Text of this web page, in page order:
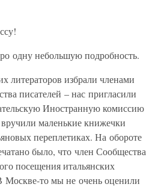
одну небольшую подробность.
литераторов избрали членами
писателей – нас пригласили
Иностранную комиссию
маленькие книжечки
переплетиках. На обороте
было, что член Сообщества
посещения итальянских
Москве-то мы не очень оценили